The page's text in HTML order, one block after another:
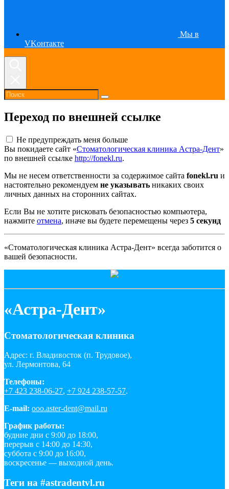
Мы в
VKонтакте
Переход по внешней ссылке
Не предупреждать меня больше
Вы покидаете сайт «Стоматологическая клиника Астра-Дент»
по внешней ссылке http://fonekl.ru.
Мы не несем ответственности за содержимое сайта fonekl.ru и
настоятельно рекомендуем не указывать никаких своих
личных данных на сторонних сайтах.
Если Вы не хотите рисковать безопасностью компьютера,
нажмите отмена, иначе вы будете перемещены через 5 секунд
«Стоматологическая клиника Астра-Дент» всегда заботится о
вашей безопасности.
«Астра-Дент»
Стоматологическая клиника
Адрес: г. Владивосток (п. Трудовое),
ул. Лермонтова, 64
Телефоны:
+7 423 238-06-27, +7 924 238-57-57.
E-mail: ooo.aster-dent@mail.ru
График работы:
будние дни с 9:00 до 18:00,
перерыв с 14:00 до 14:30,
суббота с 9:00 до 16:00,
воскресенье — выходной день.
Теги на #astradentvl.ru